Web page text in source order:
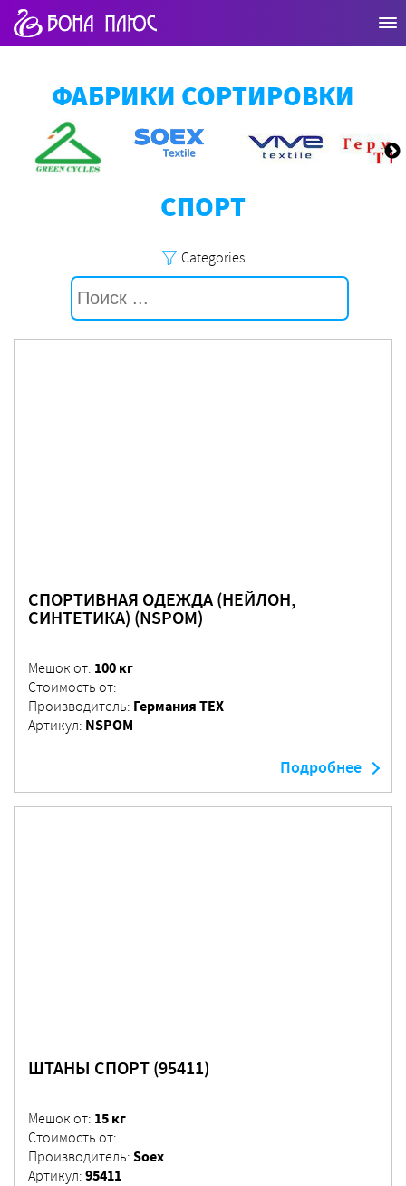
ФАБРИКИ СОРТИРОВКИ
СПОРТ
Categories
СПОРТИВНАЯ ОДЕЖДА (НЕЙЛОН,
СИНТЕТИКА) (NSPOM)
Мешок от: 100 кг
Стоимость от:
Производитель: Германия ТЕХ
Артикул: NSPOM
Подробнее
ШТАНЫ СПОРТ (95411)
Мешок от: 15 кг
Стоимость от:
Производитель: Soex
Артикул: 95411